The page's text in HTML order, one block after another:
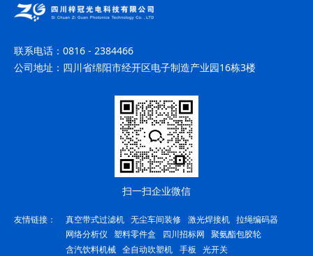
联系电话： 0816 - 2384466
公司地址： 四川省绵阳市经开区电子制造产业园16栋3楼
扫一扫企业微信
友情链接： 真空带式过滤机 无尘车间装修 激光焊接机 拉绳编码器
网络分析仪 塑料零件盒 四川招标网
聚氨酯包胶轮
含汽饮料机械 全自动吹塑机 手板 光开关